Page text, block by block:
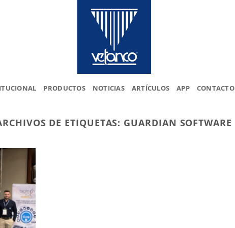
PRODUCTOS NOTICIAS ARTÍCULOS APP CONTACTO
DE ETIQUETAS: GUARDIAN SOFTWARE